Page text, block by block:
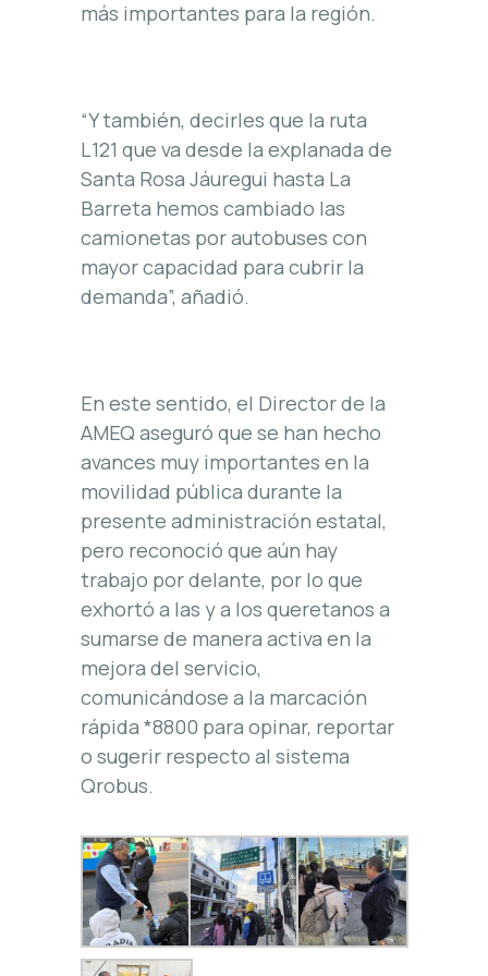
más importantes para la región.
“Y también, decirles que la ruta
L121 que va desde la explanada de
Santa Rosa Jáuregui hasta La
Barreta hemos cambiado las
camionetas por autobuses con
mayor capacidad para cubrir la
demanda”, añadió.
En este sentido, el Director de la
AMEQ aseguró que se han hecho
avances muy importantes en la
movilidad pública durante la
presente administración estatal,
pero reconoció que aún hay
trabajo por delante, por lo que
exhortó a las y a los queretanos a
sumarse de manera activa en la
mejora del servicio,
comunicándose a la marcación
rápida *8800 para opinar, reportar
o sugerir respecto al sistema
Qrobus.